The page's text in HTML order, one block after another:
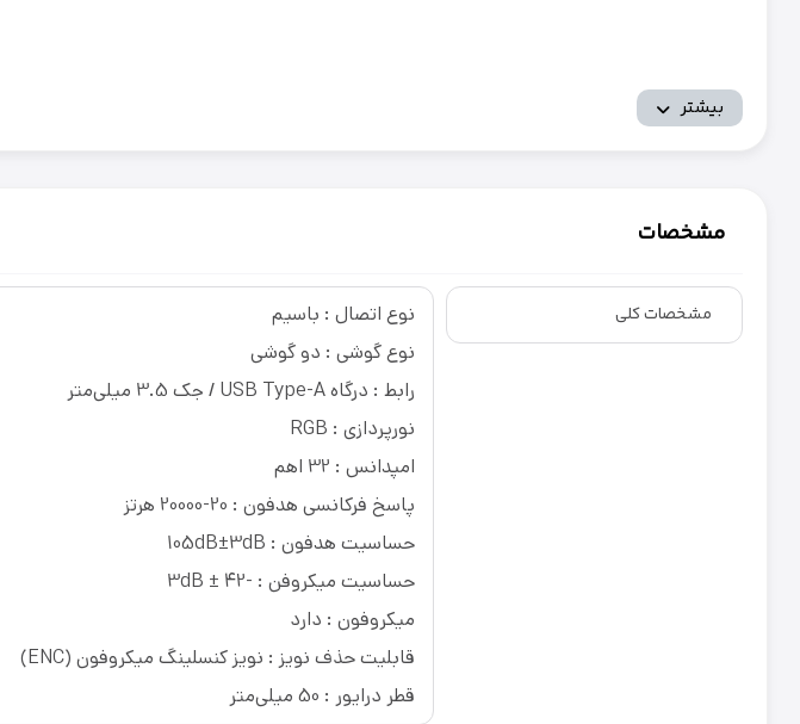
بیشتر
مشخصات
مشخصات کلی
نوع اتصال : باسیم
نوع گوشی : دو گوشی
رابط : درگاه USB Type-A / جک 3.5 میلی‌متر
نورپردازی : RGB
امپدانس : 32 اهم
پاسخ فرکانسی هدفون : 20-20000 هرتز
حساسیت هدفون : 105dB±3dB
حساسیت میکروفن : -42 ± 3dB
میکروفون : دارد
قابلیت حذف نویز : نویز کنسلینگ میکروفون (ENC)
قطر درایور : 50 میلی‌متر